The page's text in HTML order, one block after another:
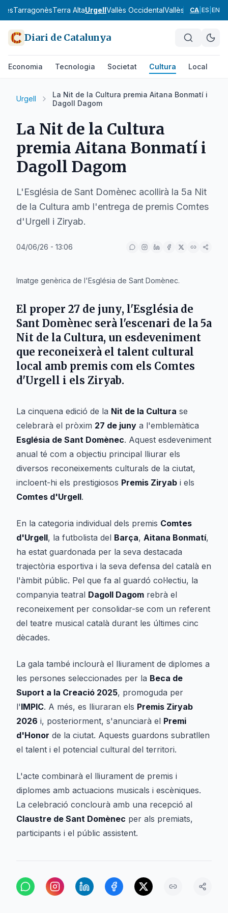
TarragonèsTerra AltaUrgellVallès OccidentalVallès OrientalAlt
CA ES EN
Diari de Catalunya
Economia Tecnologia Societat Cultura Local
Urgell
La Nit de la Cultura premia Aitana Bonmatí i
Dagoll Dagom
La Nit de la Cultura
premia Aitana Bonmatí i
Dagoll Dagom
L'Església de Sant Domènec acollirà la 5a Nit
de la Cultura amb l'entrega de premis Comtes
d'Urgell i Ziryab.
04/06/26 - 13:06
Imatge genèrica de l'Església de Sant Domènec.
El proper 27 de juny, l'Església de
Sant Domènec serà l'escenari de la 5a
Nit de la Cultura, un esdeveniment
que reconeixerà el talent cultural
local amb premis com els Comtes
d'Urgell i els Ziryab.
La cinquena edició de la Nit de la Cultura se
celebrarà el pròxim 27 de juny a l'emblemàtica
Església de Sant Domènec. Aquest esdeveniment
anual té com a objectiu principal lliurar els
diversos reconeixements culturals de la ciutat,
incloent-hi els prestigiosos Premis Ziryab i els
Comtes d'Urgell.
En la categoria individual dels premis Comtes
d'Urgell, la futbolista del Barça, Aitana Bonmatí,
ha estat guardonada per la seva destacada
trajectòria esportiva i la seva defensa del català en
l'àmbit públic. Pel que fa al guardó col·lectiu, la
companyia teatral Dagoll Dagom rebrà el
reconeixement per consolidar-se com un referent
del teatre musical català durant les últimes cinc
dècades.
La gala també inclourà el lliurament de diplomes a
les persones seleccionades per la Beca de
Suport a la Creació 2025, promoguda per
l'IMPIC. A més, es lliuraran els Premis Ziryab
2026 i, posteriorment, s'anunciarà el Premi
d'Honor de la ciutat. Aquests guardons subratllen
el talent i el potencial cultural del territori.
L'acte combinarà el lliurament de premis i
diplomes amb actuacions musicals i escèniques.
La celebració conclourà amb una recepció al
Claustre de Sant Domènec per als premiats,
participants i el públic assistent.